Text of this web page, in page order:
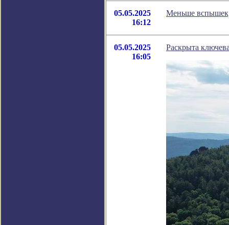
05.05.2025
16:12
Меньше вспышек,
05.05.2025
16:05
Раскрыта